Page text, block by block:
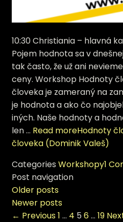
10:30 Christiania – hlavná
Pojem hodnota sa v
tak často, že už ani
ceny. Workshop Hodnoty
človeka je zameraný na
je hodnota a ako čo
iných. Naše hodnoty a
len … Read moreHodnoty
človeka (Dominik Valeš)
Categories Workshopy1
Post navigation
Older posts
Newer posts
← Previous1 … 4 56… 19